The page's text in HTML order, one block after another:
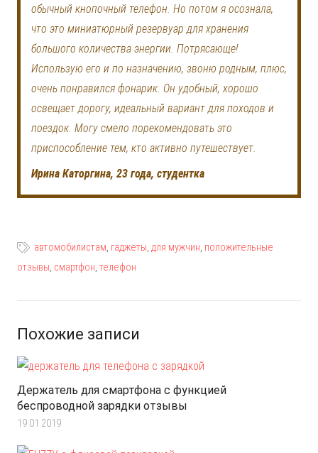
обычный кнопочный телефон. Но потом я осознала,
что это миниатюрный резервуар для хранения
большого количества энергии. Потрясающе!
Использую его и по назначению, звоню родным, плюс,
очень понравился фонарик. Он удобный, хорошо
освещает дорогу, идеальный вариант для походов и
поездок. Могу смело порекомендовать это
приспособление тем, кто активно путешествует.
Ирина Каторгина, 23 года, студентка
автомобилистам, гаджеты,для мужчин, положительные
отзывы, смартфон, телефон
Похожие записи
Держатель для смартфона с функцией
беспроводной зарядки отзывы
19.01.2019